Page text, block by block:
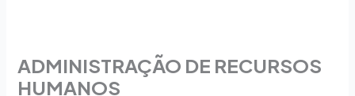
ADMINISTRAÇÃO DE RECURSOS
HUMANOS
Informativo
on-